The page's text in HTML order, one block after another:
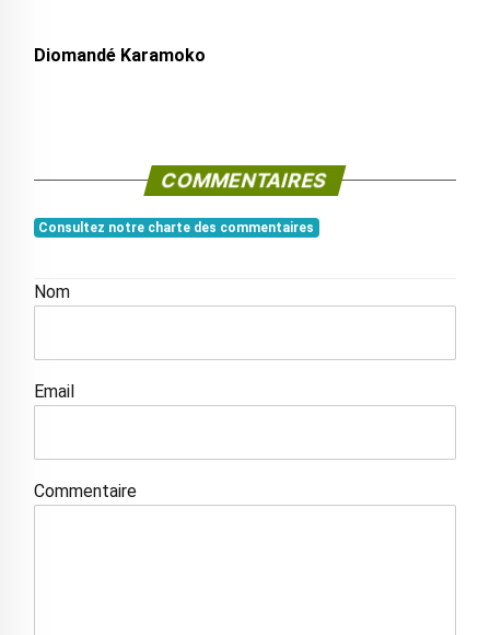
Diomandé Karamoko
COMMENTAIRES
Consultez notre charte des commentaires
Nom
Email
Commentaire